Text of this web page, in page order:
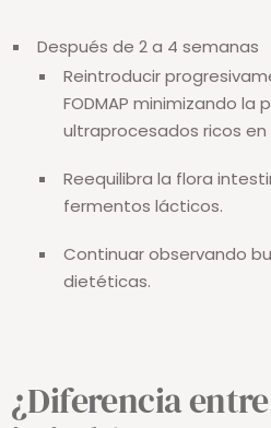
Después de 2 a 4 semanas
Reintroducir
FODMAP minimizando
ultraprocesados ​​ricos
Reequilibra la flora
fermentos lácticos.
Continuar observando
dietéticas.
¿Diferencia